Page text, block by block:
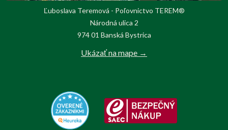
Ľuboslava Teremová - Poľovnictvo TEREM®
Národná ulica 2
974 01 Banská Bystrica
Ukázať na mape →